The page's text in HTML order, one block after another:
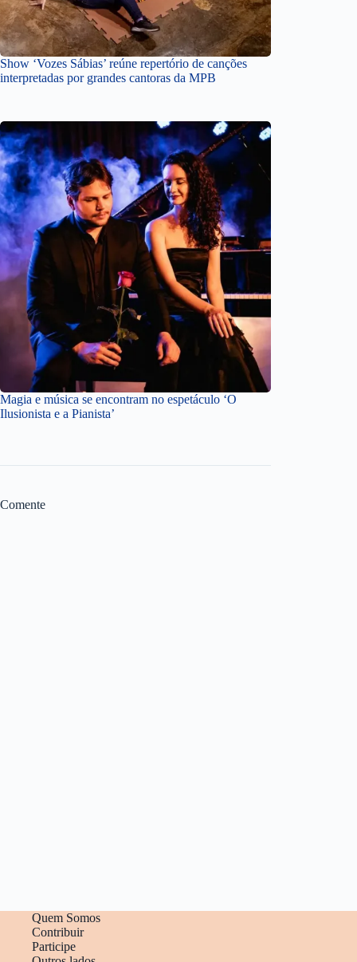
Show ‘Vozes Sábias’ reúne repertório de canções
interpretadas por grandes cantoras da MPB
Magia e música se encontram no espetáculo ‘O
Ilusionista e a Pianista’
Comente
Quem Somos
Contribuir
Participe